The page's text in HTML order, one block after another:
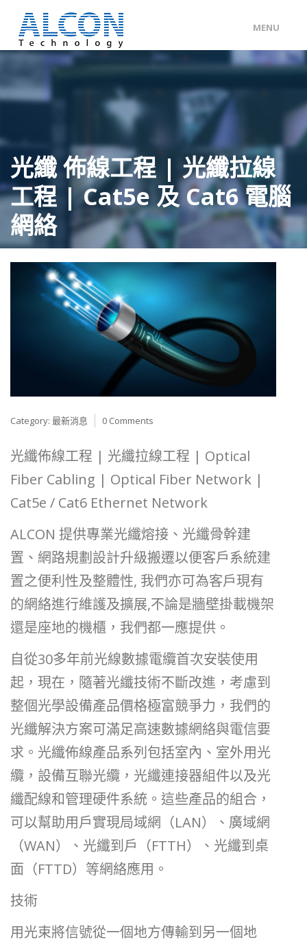
MENU
ENG / 中文
主頁
產品及服務
工程個案
聯絡我們
光纖 佈線工程 | 光纖拉線
工程 | Cat5e 及 Cat6 電腦
網絡
Category: 最新消息 0 Comments
光纖佈線工程 | 光纖拉線工程 | Optical
Fiber Cabling | Optical Fiber Network |
Cat5e / Cat6 Ethernet Network
ALCON 提供專業光纖熔接、光纖骨幹建
置、網路規劃設計升級搬遷以便客戶系統建
置之便利性及整體性, 我們亦可為客戶現有
的網絡進行維護及擴展,不論是牆壁掛載機架
還是座地的機櫃，我們都一應提供。
自從30多年前光線數據電纜首次安裝使用
起，現在，隨著光纖技術不斷改進，考慮到
整個光學設備產品價格極富競爭力，我們的
光纖解決方案可滿足高速數據網絡與電信要
求。光纖佈線產品系列包括室內、室外用光
纜，設備互聯光纜，光纖連接器組件以及光
纖配線和管理硬件系統。這些產品的組合，
可以幫助用戶實現局域網（LAN）、廣域網
（WAN）、光纖到戶（FTTH）、光纖到桌
面（FTTD）等網絡應用。
技術
用光束將信號從一個地方傳輸到另一個地